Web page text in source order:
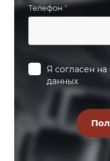
Телефон*
Я согласен на
данных